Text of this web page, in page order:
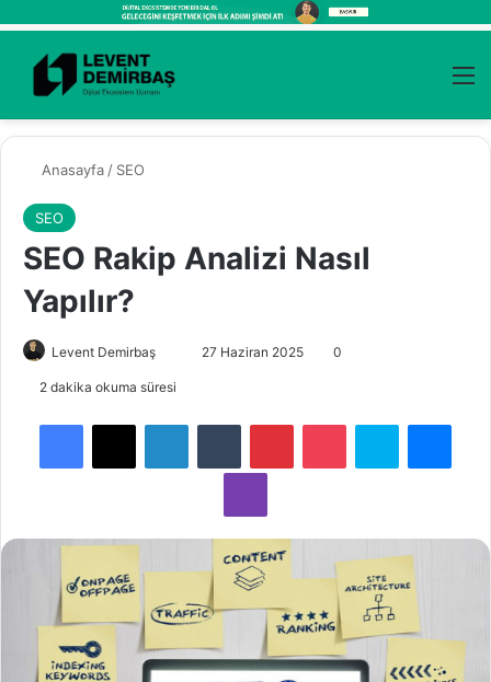
Kayıt Ol
Anasayfa / SEO
SEO
SEO Rakip Analizi Nasıl
Yapılır?
Levent Demirbaş
s
g
n
27 Haziran 2025 0
2 dakika okuma süresi
Viber